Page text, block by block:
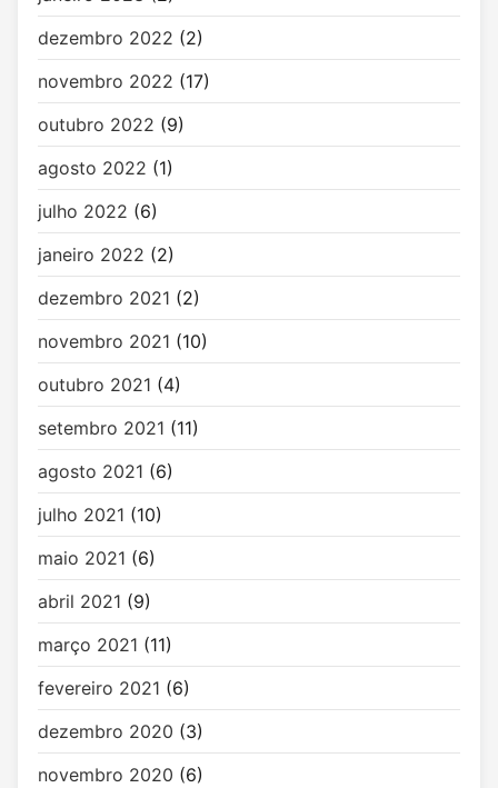
dezembro 2022 (2)
novembro 2022 (17)
outubro 2022 (9)
agosto 2022 (1)
julho 2022 (6)
janeiro 2022 (2)
dezembro 2021 (2)
novembro 2021 (10)
outubro 2021 (4)
setembro 2021 (11)
agosto 2021 (6)
julho 2021 (10)
maio 2021 (6)
abril 2021 (9)
março 2021 (11)
fevereiro 2021 (6)
dezembro 2020 (3)
novembro 2020 (6)